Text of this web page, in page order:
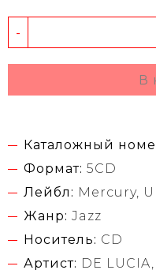
-
В
Каталожный
Формат: 5CD
Лейбл: Mercury,
Жанр: Jazz
Носитель: CD
Артист: DE LUCIA,